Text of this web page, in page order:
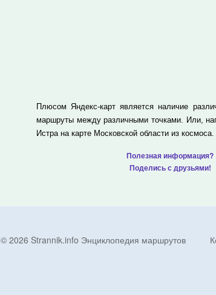
Плюсом Яндекс-карт является наличие
маршруты между различными точками. Или,
Истра на карте Московской области из космоса.
Полезная информация?
Поделись с друзьями!
© 2026 Strannik.info Энциклопедия маршрутов